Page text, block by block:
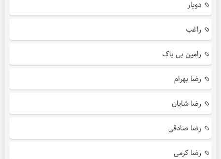
دویار
راغب
رامین بی باک
رضا بهرام
رضا شایان
رضا صادقی
رضا کرمی